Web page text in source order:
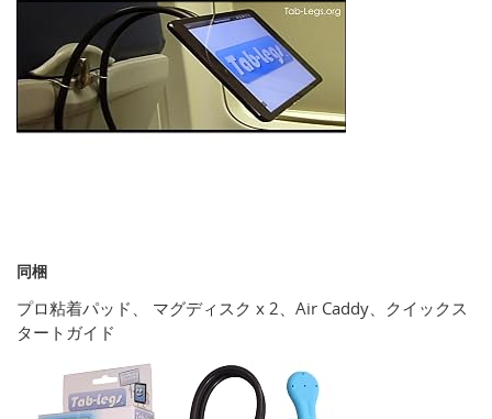
同梱
プロ粘着パッド、 マグディスク x 2、Air Caddy、クイックス
タートガイド